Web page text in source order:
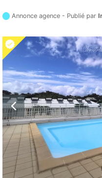
Annonce agence - Publié par